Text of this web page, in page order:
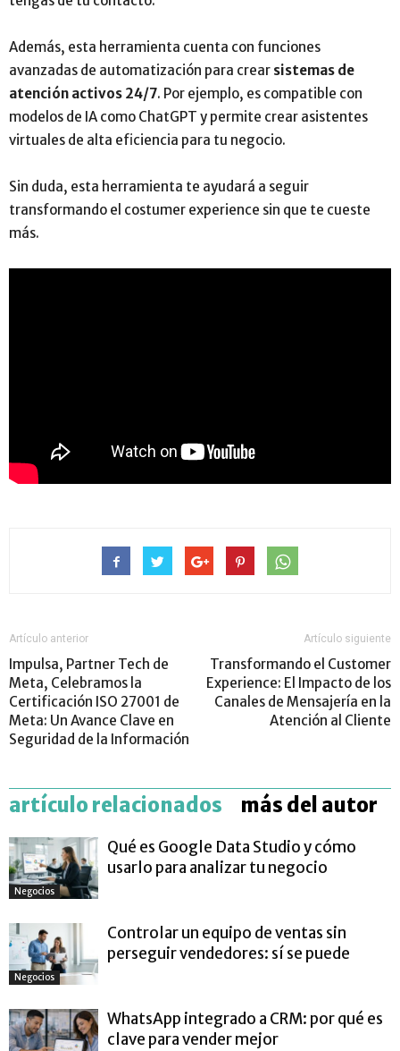
Además, esta herramienta cuenta con funciones
avanzadas de automatización para crear sistemas de
atención activos 24/7. Por ejemplo, es compatible con
modelos de IA como ChatGPT y permite crear asistentes
virtuales de alta eficiencia para tu negocio.
Sin duda, esta herramienta te ayudará a seguir
transformando el costumer experience sin que te cueste
más.
Artículo anterior
Impulsa, Partner Tech de
Meta, Celebramos la
Certificación ISO 27001 de
Meta: Un Avance Clave en
Seguridad de la Información
Artículo siguiente
Transformando el Customer
Experience: El Impacto de los
Canales de Mensajería en la
Atención al Cliente
artículo relacionados más del autor
Negocios
Qué es Google Data Studio y cómo
usarlo para analizar tu negocio
Negocios
Controlar un equipo de ventas sin
perseguir vendedores: sí se puede
WhatsApp integrado a CRM: por qué es
clave para vender mejor